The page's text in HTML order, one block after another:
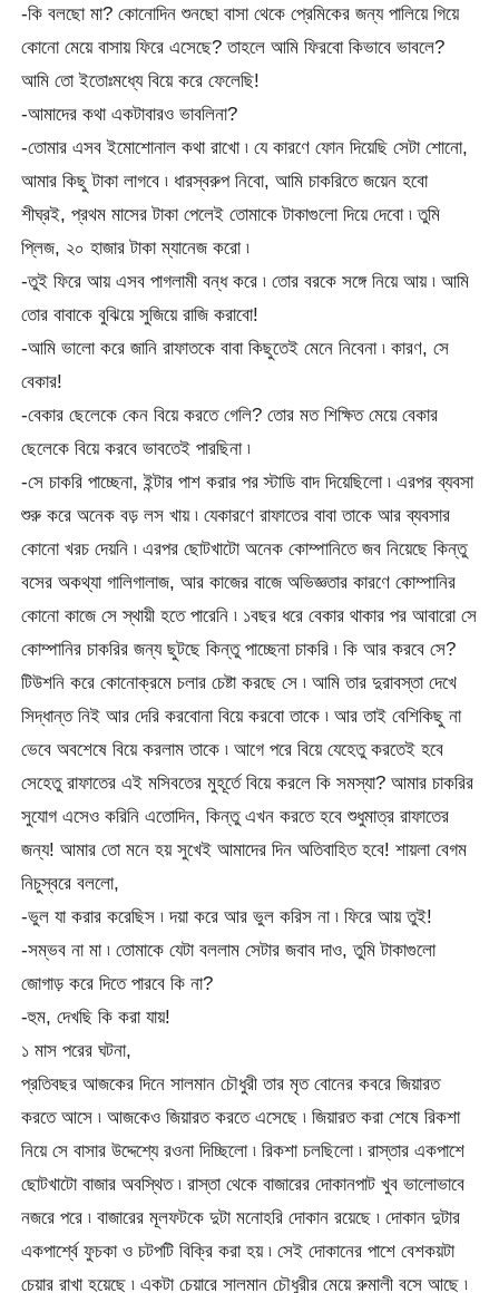
-কি বলছো মা? কোনোদিন শুনছো বাসা থেকে প্রেমিকের জন্য পালিয়ে গিয়ে
কোনো মেয়ে বাসায় ফিরে এসেছে? তাহলে আমি ফিরবো কিভাবে ভাবলে?
আমি তো ইতোঃমধ্যে বিয়ে করে ফেলেছি!
-আমাদের কথা একটাবারও ভাবলিনা?
-তোমার এসব ইমোশোনাল কথা রাখো ৷ যে কারণে ফোন দিয়েছি সেটা শোনো,
আমার কিছু টাকা লাগবে ৷ ধারস্বরুপ নিবো, আমি চাকরিতে জয়েন হবো
শীঘ্রই, প্রথম মাসের টাকা পেলেই তোমাকে টাকাগুলো দিয়ে দেবো ৷ তুমি
প্লিজ, ২০ হাজার টাকা ম্যানেজ করো ৷
-তুই ফিরে আয় এসব পাগলামী বন্ধ করে ৷ তোর বরকে সঙ্গে নিয়ে আয় ৷ আমি
তোর বাবাকে বুঝিয়ে সুজিয়ে রাজি করাবো!
-আমি ভালো করে জানি রাফাতকে বাবা কিছুতেই মেনে নিবেনা ৷ কারণ, সে
বেকার!
-বেকার ছেলেকে কেন বিয়ে করতে গেলি? তোর মত শিক্ষিত মেয়ে বেকার
ছেলেকে বিয়ে করবে ভাবতেই পারছিনা ৷
-সে চাকরি পাচ্ছেনা, ইন্টার পাশ করার পর স্টাডি বাদ দিয়েছিলো ৷ এরপর ব্যবসা
শুরু করে অনেক বড় লস খায় ৷ যেকারণে রাফাতের বাবা তাকে আর ব্যবসার
কোনো খরচ দেয়নি ৷ এরপর ছোটখাটো অনেক কোম্পানিতে জব নিয়েছে কিন্তু
বসের অকথ্যা গালিগালাজ, আর কাজের বাজে অভিজ্ঞতার কারণে কোম্পানির
কোনো কাজে সে স্থায়ী হতে পারেনি ৷ ১বছর ধরে বেকার থাকার পর আবারো সে
কোম্পানির চাকরির জন্য ছুটছে কিন্তু পাচ্ছেনা চাকরি ৷ কি আর করবে সে?
টিউশনি করে কোনোক্রমে চলার চেষ্টা করছে সে ৷ আমি তার দুরাবস্তা দেখে
সিদ্ধান্ত নিই আর দেরি করবোনা বিয়ে করবো তাকে ৷ আর তাই বেশিকিছু না
ভেবে অবশেষে বিয়ে করলাম তাকে ৷ আগে পরে বিয়ে যেহেতু করতেই হবে
সেহেতু রাফাতের এই মসিবতের মুহূর্তে বিয়ে করলে কি সমস্যা? আমার চাকরির
সুযোগ এসেও করিনি এতোদিন, কিন্তু এখন করতে হবে শুধুমাত্র রাফাতের
জন্য! আমার তো মনে হয় সুখেই আমাদের দিন অতিবাহিত হবে! শায়লা বেগম
নিচুস্বরে বললো,
-ভুল যা করার করেছিস ৷ দয়া করে আর ভুল করিস না ৷ ফিরে আয় তুই!
-সম্ভব না মা ৷ তোমাকে যেটা বললাম সেটার জবাব দাও, তুমি টাকাগুলো
জোগাড় করে দিতে পারবে কি না?
-হুম, দেখছি কি করা যায়!
১ মাস পরের ঘটনা,
প্রতিবছর আজকের দিনে সালমান চৌধুরী তার মৃত বোনের কবরে জিয়ারত
করতে আসে ৷ আজকেও জিয়ারত করতে এসেছে ৷ জিয়ারত করা শেষে রিকশা
নিয়ে সে বাসার উদ্দেশ্যে রওনা দিচ্ছিলো ৷ রিকশা চলছিলো ৷ রাস্তার একপাশে
ছোটখাটো বাজার অবস্থিত ৷ রাস্তা থেকে বাজারের দোকানপাট খুব ভালোভাবে
নজরে পরে ৷ বাজারের মূলফটকে দুটা মনোহরি দোকান রয়েছে ৷ দোকান দুটার
একপার্শ্বে ফুচকা ও চটপটি বিক্রি করা হয় ৷ সেই দোকানের পাশে বেশকয়টা
চেয়ার রাখা হয়েছে ৷ একটা চেয়ারে সালমান চৌধুরীর মেয়ে রুমালী বসে আছে ৷